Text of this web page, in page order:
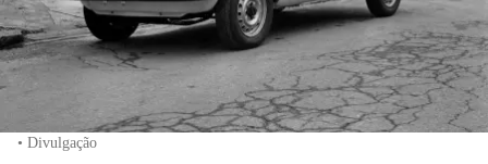
• Divulgação